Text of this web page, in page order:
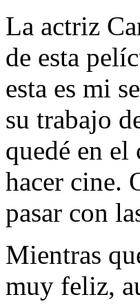
La actriz
de esta
esta es mi
su trabajo
quedé en
hacer cine.
pasar con
Mientras
muy feliz,